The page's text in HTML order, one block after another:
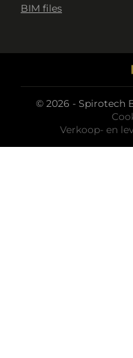
BIM files
© 2026 - Spirotech
Verkoop- en